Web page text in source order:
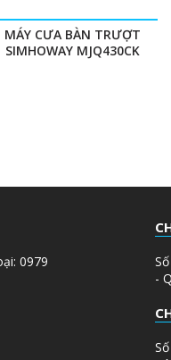
MÁY CƯA BÀN TRƯỢT
SIMHOWAY MJQ430CK
0979
-